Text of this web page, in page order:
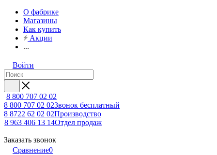
О фабрике
Магазины
Как купить
Акции
...
Войти
8 800 707 02 02
8 800 707 02 02Звонок бесплатный
8 8722 62 02 02Производство
8 963 406 13 14Отдел продаж
Заказать звонок
Сравнение0